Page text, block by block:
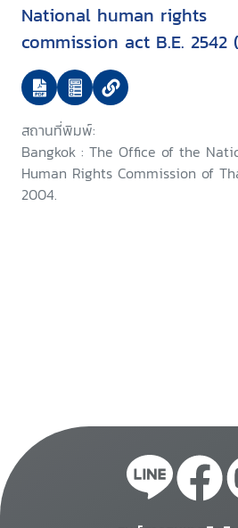
National human rights
commission act B.E. 2542
สถานที่พิมพ์:
Bangkok : The Office of the
Human Rights Commission of
2004.